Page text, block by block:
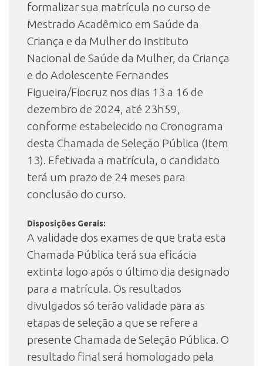
formalizar sua matrícula no curso de
Mestrado Acadêmico em Saúde da
Criança e da Mulher do Instituto
Nacional de Saúde da Mulher, da Criança
e do Adolescente Fernandes
Figueira/Fiocruz nos dias 13 a 16 de
dezembro de 2024, até 23h59,
conforme estabelecido no Cronograma
desta Chamada de Seleção Pública (Item
13). Efetivada a matrícula, o candidato
terá um prazo de 24 meses para
conclusão do curso.
Disposições Gerais:
A validade dos exames de que trata esta
Chamada Pública terá sua eficácia
extinta logo após o último dia designado
para a matrícula. Os resultados
divulgados só terão validade para as
etapas de seleção a que se refere a
presente Chamada de Seleção Pública. O
resultado final será homologado pela